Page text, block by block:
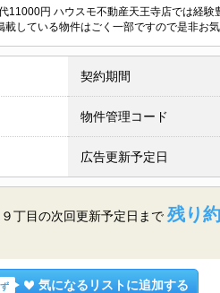
11000円 ハウスモ不動産天王寺店では経
している物件はごく一部ですので是非お
契約期間
物件管理コード
広告更新予定日
丁目の次回更新予定日まで 残り
気になるリストに追加する